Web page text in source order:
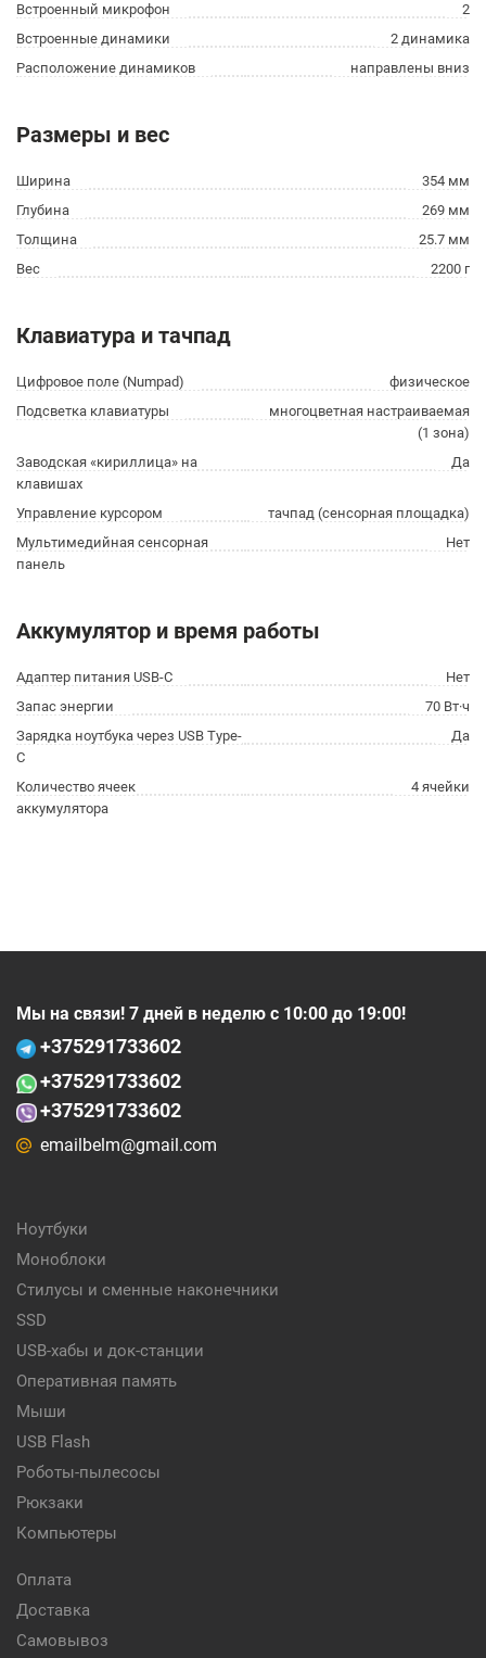
Встроенный микрофон
2
Встроенные динамики
2 динамика
Расположение динамиков
направлены вниз
Размеры и вес
Ширина
354 мм
Глубина
269 мм
Толщина
25.7 мм
Вес
2200 г
Клавиатура и тачпад
Цифровое поле (Numpad)
физическое
Подсветка клавиатуры
многоцветная настраиваемая
(1 зона)
Заводская «кириллица» на
клавишах
Да
Управление курсором
тачпад (сенсорная площадка)
Мультимедийная сенсорная
панель
Нет
Аккумулятор и время работы
Адаптер питания USB-C
Нет
Запас энергии
70 Вт·ч
Зарядка ноутбука через USB Type-
C
Да
Количество ячеек
аккумулятора
4 ячейки
Мы на связи! 7 дней в неделю с 10:00 до 19:00!
+375291733602
+375291733602
+375291733602
emailbelm@gmail.com
Ноутбуки
Моноблоки
Стилусы и сменные наконечники
SSD
USB-хабы и док-станции
Оперативная память
Мыши
USB Flash
Роботы-пылесосы
Рюкзаки
Компьютеры
Оплата
Доставка
Самовывоз